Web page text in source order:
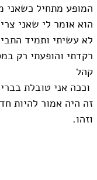
המופע מתחיל כשאני
הוא אומר לי שאני
לא עשיתי ותמיד
רקדתי והופעתי רק
קהל
וככה אני טובלת
זה היה אמור להיות
וזהו.